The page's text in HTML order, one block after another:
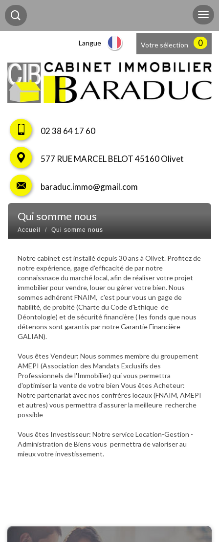
Langue Votre sélection 0
02 38 64 17 60
577 RUE MARCEL BELOT 45160 Olivet
baraduc.immo@gmail.com
qui somme nous
Accueil Qui somme nous
Notre cabinet est installé depuis 30 ans à Olivet. Profitez de
notre expérience, gage d'efficacité de par notre
connaissnace du marché local, afin de réaliser votre projet
immobilier pour vendre, louer ou gérer votre bien. Nous
sommes adhérent FNAIM, c'est pour vous un gage de
fiabilité, de probité (Charte du Code d'Ethique de
Déontologie) et de sécurité financière ( les fonds que nous
détenons sont garantis par notre Garantie Financière
GALIAN).
Vous êtes Vendeur: Nous sommes membre du groupement
AMEPI (Association des Mandats Exclusifs des
Professionnels de l'Immobilier) qui vous permettra
d'optimiser la vente de votre bien Vous êtes Acheteur:
Notre partenariat avec nos confrères locaux (FNAIM, AMEPI
et autres) vous permettra d'assurer la meilleure recherche
possible
Vous êtes Investisseur: Notre service Location-Gestion -
Administration de Biens vous permettra de valoriser au
mieux votre investissement.